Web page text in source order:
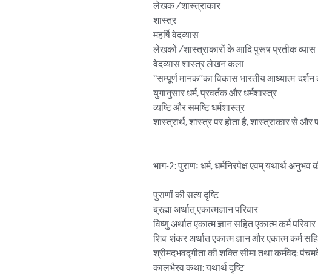
लेखक /शास्त्राकार
शास्त्र
महर्षि वेदव्यास
लेखकों /शास्त्राकारों के आदि पुरूष प्रतीक व्यास
वेदव्यास शास्त्र लेखन कला
“सम्पूर्ण मानक”का विकास भारतीय आध्यात्म-
युगानुसार धर्म, प्रवर्तक और धर्मशास्त्र
व्यष्टि और समष्टि धर्मशास्त्र
शास्त्रार्थ, शास्त्र पर होता है, शास्त्राकार से और
भाग-2: पुराणः धर्म, धर्मनिरपेक्ष एवम् यथार्थ अनुभव
पुराणों की सत्य दृष्टि
ब्रह्मा अर्थात् एकात्मज्ञान परिवार
विष्णु अर्थात एकात्म ज्ञान सहित एकात्म कर्म परिवार
शिव-शंकर अर्थात एकात्म ज्ञान और एकात्म कर्म
श्रीमदभवद्गीता की शक्ति सीमा तथा कर्मवेद:
कालभैरव कथा: यथार्थ दृष्टि